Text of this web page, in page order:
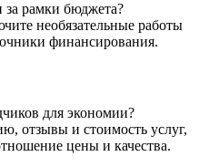
за рамки бюджета?
необязательные работы
финансирования.
для экономии?
отзывы и стоимость услуг,
цены и качества.